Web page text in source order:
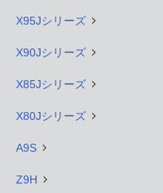
X95Jシリーズ
X90Jシリーズ
X85Jシリーズ
X80Jシリーズ
A9S
Z9H